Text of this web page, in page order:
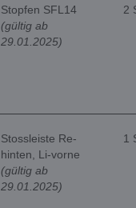
Stopfen SFL14
(gültig ab
29.01.2025)
2
Stossleiste Re-
hinten, Li-vorne
(gültig ab
29.01.2025)
1